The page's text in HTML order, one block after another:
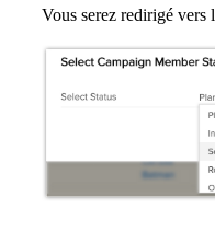
Vous serez redirigé vers